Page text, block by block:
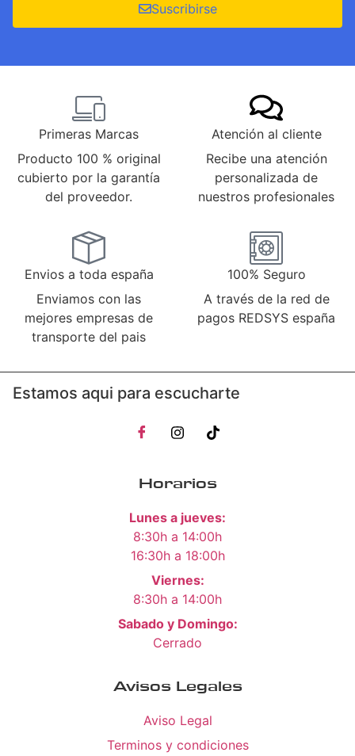
Suscribirse
Primeras Marcas
Producto 100 % original
cubierto por la garantía
del proveedor.
Atención al cliente
Recibe una atención
personalizada de
nuestros profesionales
Envios a toda españa
Enviamos con las
mejores empresas de
transporte del pais
100% Seguro
A través de la red de
pagos REDSYS españa
Estamos aqui para escucharte
Horarios
Lunes a jueves:
8:30h a 14:00h
16:30h a 18:00h
Viernes:
8:30h a 14:00h
Sabado y Domingo:
Cerrado
Avisos Legales
Aviso Legal
Terminos y condiciones